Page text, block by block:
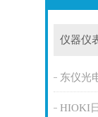
仪器仪
东仪光
HIOKI